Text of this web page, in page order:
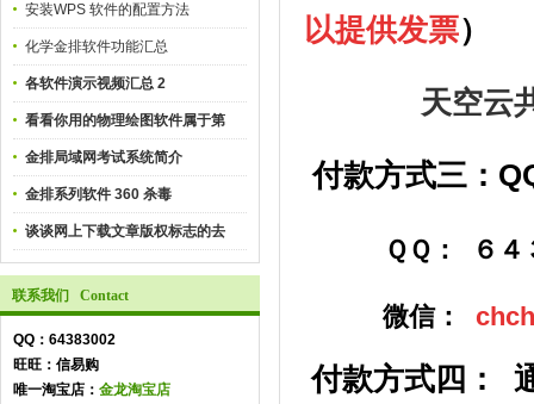
安装WPS 软件的配置方法
化学金排软件功能汇总
各软件演示视频汇总 2
看看你用的物理绘图软件属于第
金排局域网考试系统简介
金排系列软件 360 杀毒
谈谈网上下载文章版权标志的去
联系我们 Contact
QQ：64383002
旺旺：信易购
唯一淘宝店： 金龙淘宝店
以提供发票）
天空云
付款方式三：
ＱＱ： ６４３
微信：
付款方式四：